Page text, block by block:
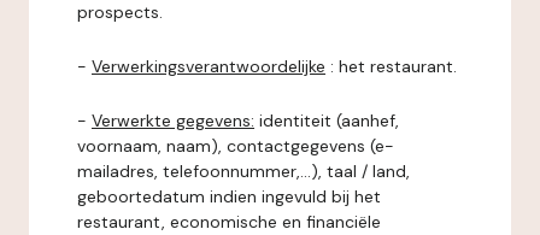
prospects.
- Verwerkingsverantwoordelijke : het restaurant.
- Verwerkte gegevens: identiteit (aanhef,
voornaam, naam), contactgegevens (e-
mailadres, telefoonnummer,...), taal / land,
geboortedatum indien ingevuld bij het
restaurant, economische en financiële